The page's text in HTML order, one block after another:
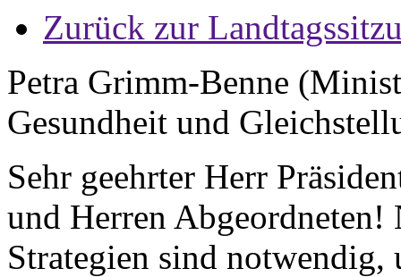
Zurück zur
Petra Grimm-Benne
Gesundheit und
Sehr geehrter Herr
und Herren Abgeordneten!
Strategien sind